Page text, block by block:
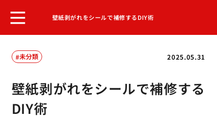
壁紙剥がれをシールで補修するDIY術
2025.05.31
未分類
壁紙剥がれをシールで補修する
DIY術